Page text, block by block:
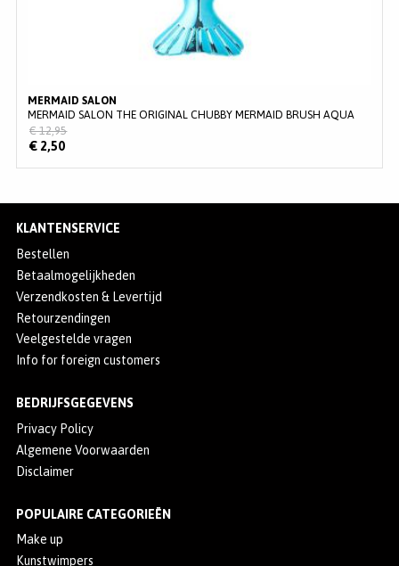
MERMAID SALON
MERMAID SALON THE ORIGINAL CHUBBY MERMAID BRUSH AQUA
€ 2,50
€ 12,95
KLANTENSERVICE
Bestellen
Betaalmogelijkheden
Verzendkosten & Levertijd
Retourzendingen
Veelgestelde vragen
Info for foreign customers
BEDRIJFSGEGEVENS
Privacy Policy
Algemene Voorwaarden
Disclaimer
POPULAIRE CATEGORIEËN
Make up
Kunstwimpers